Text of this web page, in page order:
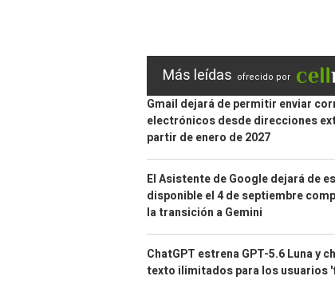
Más leídas ofrecido por
Gmail dejará de permitir enviar
electrónicos desde direcciones
partir de enero de 2027
El Asistente de Google dejará de
disponible el 4 de septiembre
la transición a Gemini
ChatGPT estrena GPT-5.6 Luna y
texto ilimitados para los usuarios